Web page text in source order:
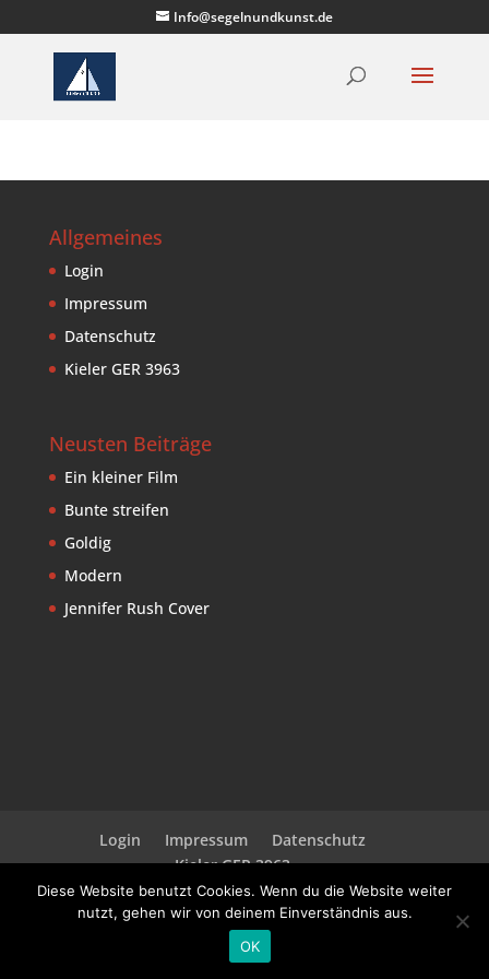
Info@segelnundkunst.de
Allgemeines
Login
Impressum
Datenschutz
Kieler GER 3963
Neusten Beiträge
Ein kleiner Film
Bunte streifen
Goldig
Modern
Jennifer Rush Cover
Login Impressum
Datenschutz
Kieler GER 3963
Designed by Martin
Diese Website benutzt Cookies. Wenn du die Website weiter
nutzt, gehen wir von deinem Einverständnis aus.
OK